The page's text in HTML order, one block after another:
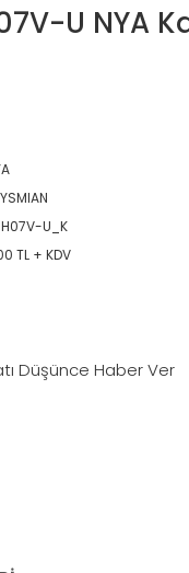
U NYA
U_K
TL + KDV
Düşünce Haber Ver